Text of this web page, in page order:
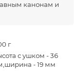
канонам и
г
с ушком - 36
- 19 мм